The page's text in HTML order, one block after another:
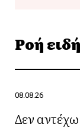
Ροή
08.08.26
Δεν